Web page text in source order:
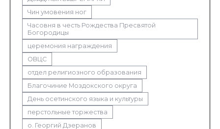
Чин умовения ног
Часовня в честь Рождества Пресвятой
Богородицы
церемония награждения
ОВЦС
отдел религиозного образования
Благочиние Моздокского округа
День осетинского языка и культуры
перстольные торжества
о. Георгий Дзеранов